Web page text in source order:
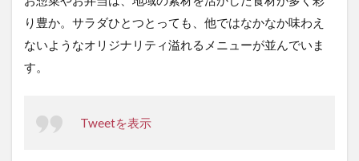
り豊か。サラダひとつとっても、他ではなかなか味わえ
ないようなオリジナリティ溢れるメニューが並んでいま
す。
Tweetを表示